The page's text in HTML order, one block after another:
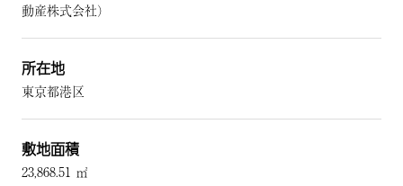
動産株式会社）
所在地
東京都港区
敷地面積
23,868.51 ㎡